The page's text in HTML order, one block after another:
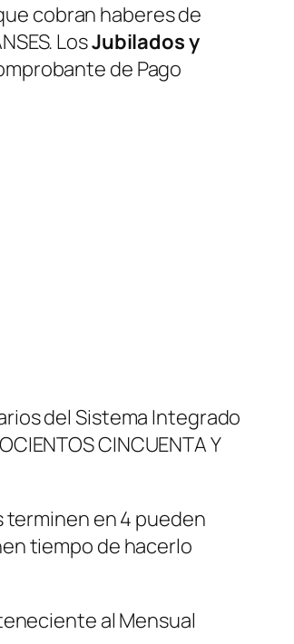
cobran haberes de
LosJubilados y
de Pago
del Sistema Integrado
CINCUENTA Y
terminen en 4 pueden
tiempo de hacerlo
al Mensual